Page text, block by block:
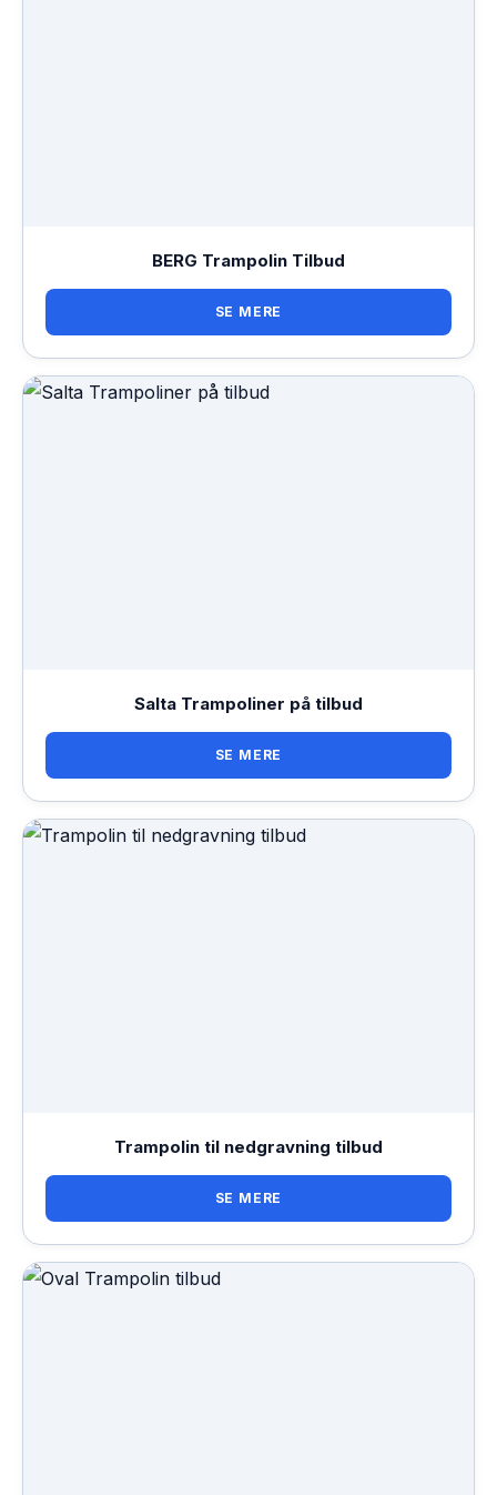
BERG Trampolin Tilbud
SE MERE
Salta Trampoliner på tilbud
SE MERE
Trampolin til nedgravning tilbud
SE MERE